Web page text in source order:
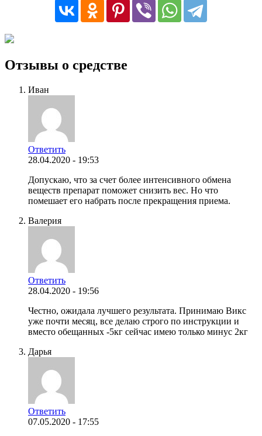
Отзывы о средстве
Иван
Ответить
28.04.2020 - 19:53
Допускаю, что за счет более интенсивного обмена
веществ препарат поможет снизить вес. Но что
помешает его набрать после прекращения приема.
Валерия
Ответить
28.04.2020 - 19:56
Честно, ожидала лучшего результата. Принимаю Викс
уже почти месяц, все делаю строго по инструкции и
вместо обещанных -5кг сейчас имею только минус 2кг
Дарья
Ответить
07.05.2020 - 17:55